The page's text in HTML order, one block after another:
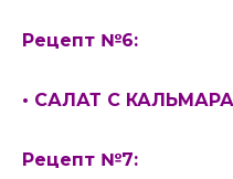
Рецепт №6:
• САЛАТ С
Рецепт №7: